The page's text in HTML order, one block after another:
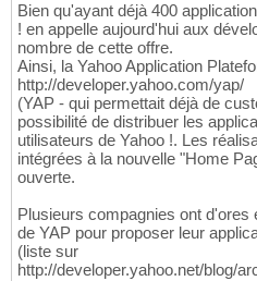
Bien qu'ayant déjà 400
! en appelle aujourd'hui aux
nombre de cette offre.
Ainsi, la Yahoo Application
http://developer.yahoo.com/yap/
(YAP - qui permettait déjà de
possibilité de distribuer les
utilisateurs de Yahoo !. Les
intégrées à la nouvelle "Home
ouverte.
Plusieurs compagnies ont d'ores
de YAP pour proposer leur
(liste sur
http://developer.yahoo.net/blog/